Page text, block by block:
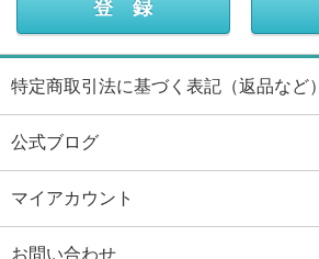
特定商取引法に基づく表記（返品など）
公式ブログ
マイアカウント
お問い合わせ